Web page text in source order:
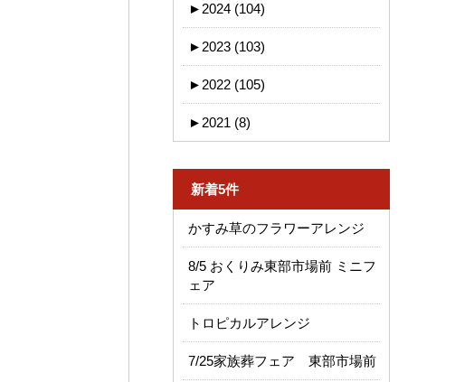
► 2024 (104)
► 2023 (103)
► 2022 (105)
► 2021 (8)
新着5件
かすみ草のフラワーアレンジ
8/5 おくりみ東部市場前 ミニフ
ェア
トロピカルアレンジ
7/25家族葬フェア 東部市場前